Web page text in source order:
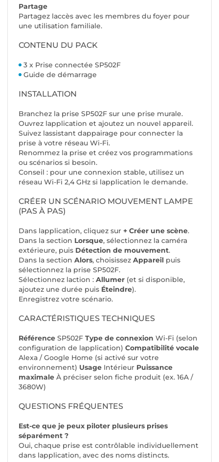
Partage
Partagez laccès avec les membres du foyer pour
une utilisation familiale.
CONTENU DU PACK
3 x Prise connectée SP502F
Guide de démarrage
INSTALLATION
Branchez la prise SP502F sur une prise murale.
Ouvrez lapplication et ajoutez un nouvel appareil.
Suivez lassistant dappairage pour connecter la
prise à votre réseau Wi-Fi.
Renommez la prise et créez vos programmations
ou scénarios si besoin.
Conseil : pour une connexion stable, utilisez un
réseau Wi-Fi 2,4 GHz si lapplication le demande.
CRÉER UN SCÉNARIO MOUVEMENT LAMPE
(PAS À PAS)
Dans lapplication, cliquez sur + Créer une scène.
Dans la section Lorsque, sélectionnez la caméra
extérieure, puis Détection de mouvement.
Dans la section Alors, choisissez Appareil puis
sélectionnez la prise SP502F.
Sélectionnez laction : Allumer (et si disponible,
ajoutez une durée puis Éteindre).
Enregistrez votre scénario.
CARACTÉRISTIQUES TECHNIQUES
Référence SP502F Type de connexion Wi-Fi (selon
configuration de lapplication) Compatibilité vocale
Alexa / Google Home (si activé sur votre
environnement) Usage Intérieur Puissance
maximale À préciser selon fiche produit (ex. 16A /
3680W)
QUESTIONS FRÉQUENTES
Est-ce que je peux piloter plusieurs prises
séparément ?
Oui, chaque prise est contrôlable individuellement
dans lapplication, avec des noms distincts.